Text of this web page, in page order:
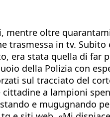
mentre oltre
trasmessa in tv.
era stata quella di far
della Polizia con
sul tracciato del
a lampioni
e mugugnando